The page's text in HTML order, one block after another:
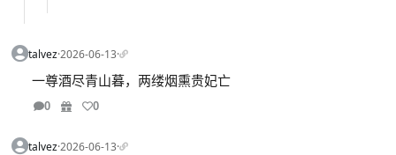
talvez·2026-06-13·
一尊酒尽青山暮，两缕烟熏贵妃亡
0 0
talvez·2026-06-13·